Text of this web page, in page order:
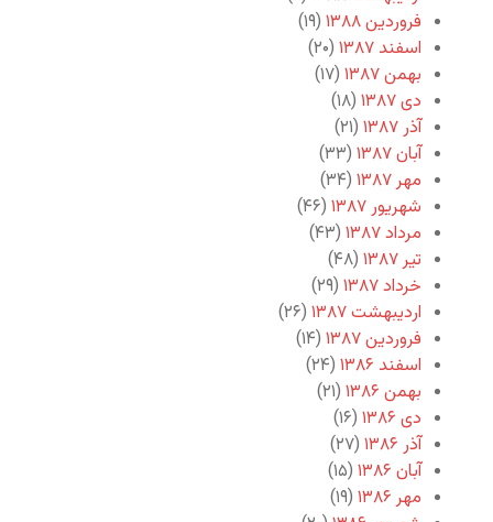
فروردین ۱۳۸۸
(۱۹)
اسفند ۱۳۸۷
(۲۰)
بهمن ۱۳۸۷
(۱۷)
دی ۱۳۸۷
(۱۸)
آذر ۱۳۸۷
(۲۱)
آبان ۱۳۸۷
(۳۳)
مهر ۱۳۸۷
(۳۴)
شهریور ۱۳۸۷
(۴۶)
مرداد ۱۳۸۷
(۴۳)
تیر ۱۳۸۷
(۴۸)
خرداد ۱۳۸۷
(۲۹)
اردیبهشت ۱۳۸۷
(۲۶)
فروردین ۱۳۸۷
(۱۴)
اسفند ۱۳۸۶
(۲۴)
بهمن ۱۳۸۶
(۲۱)
دی ۱۳۸۶
(۱۶)
آذر ۱۳۸۶
(۲۷)
آبان ۱۳۸۶
(۱۵)
مهر ۱۳۸۶
(۱۹)